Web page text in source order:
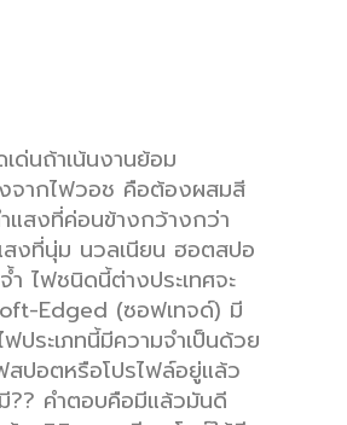
เด่นถ้าเน้นงานย้อม
จากไฟวอช คือต้องผสมสี
แสงที่ค่อนข้างกว้างกว่า
งที่นุ่ม นวลเนียน ฮอตสปอ
จ้ำ ไฟชนิดนี้ต่างประเทศจะ
-Edged (ซอฟเทจด์) มี
ฟประเภทนี้มีความจำเป็นด้วย
สปอตหรือโปรไฟล์อยู่แล้ว
?? คำตอบคือมีแล้วมันดี